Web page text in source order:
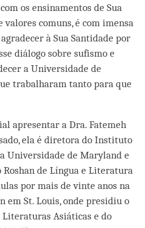
os ensinamentos de Sua
comuns, é com imensa
à Sua Santidade por
diálogo sobre sufismo e
a Universidade de
trabalharam tanto para que
apresentar a Dra. Fatemeh
ela é diretora do Instituto
Universidade de Maryland e
de Língua e Literatura
por mais de vinte anos na
em St. Louis, onde presidiu o
Asiáticas e do